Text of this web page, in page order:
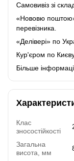
Самовивіз зі
«Нововю
перевізника.
«Делівері» по
Кур'єром по
Більше
Клас
зносостійкості
Загальна
висота, мм